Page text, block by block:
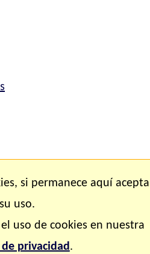
Fisicanet ® Todos los
reservados
si permanece aquí acepta
su uso.
uso de cookies en nuestra
privacidad.